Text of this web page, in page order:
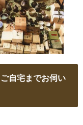
自宅までお伺い